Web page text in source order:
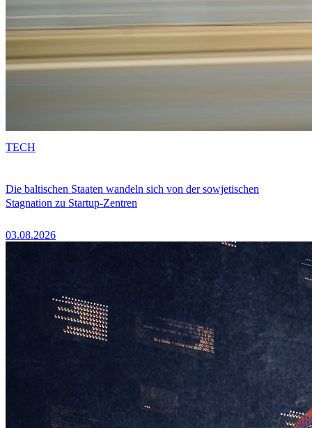
Die baltischen Staaten wandeln sich von der sowjetischen
Stagnation zu Startup-Zentren
03.08.2026
TECH